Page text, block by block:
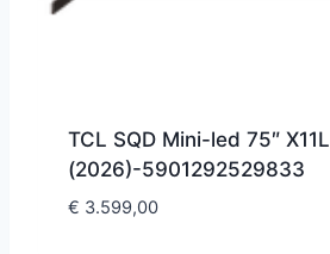
TCL SQD Mini-led 75″ X11L
(2026)-5901292529833
€ 3.599,00